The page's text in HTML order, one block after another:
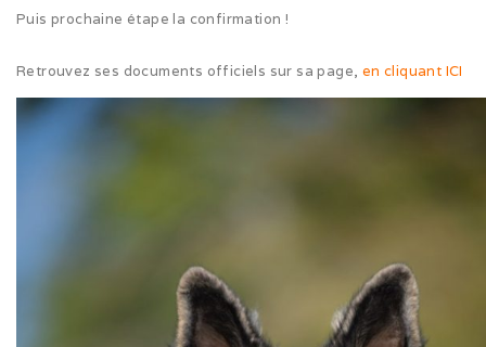
Cruft (03/26)
Expo Münsingen (01/26)
Shaée et Loupa (03/25)
Vacances en Bretagne (07/24)
Puis prochaine étape la confirmation !
Retrouvez ses documents officiels sur sa page, en cliquant ICI